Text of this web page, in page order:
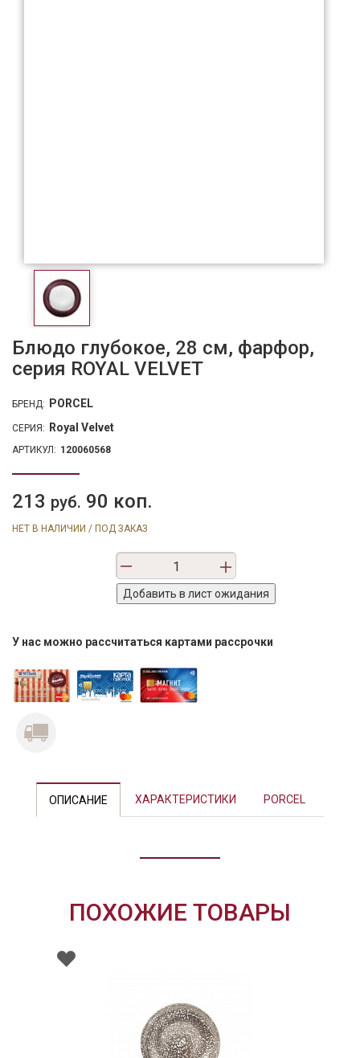
Блюдо глубокое, 28 см, фарфор,
серия ROYAL VELVET
БРЕНД: PORCEL
СЕРИЯ: Royal Velvet
АРТИКУЛ: 120060568
213 руб. 90 коп.
НЕТ В НАЛИЧИИ / ПОД ЗАКАЗ
У нас можно рассчитаться картами рассрочки
ОПИСАНИЕ ХАРАКТЕРИСТИКИ PORCEL
ПОХОЖИЕ ТОВАРЫ